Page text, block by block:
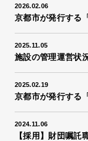
2026.02.06
京都市が発行する
2025.11.05
施設の管理運営状
2025.02.19
京都市が発行する
2024.11.06
【採用】財団嘱